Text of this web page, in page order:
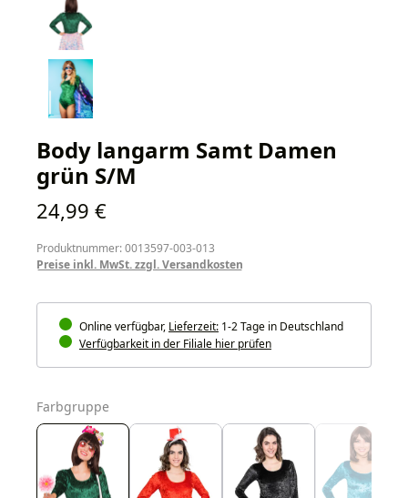
Body langarm Samt Damen
grün S/M
Regulärer Preis:
24,99 €
Produktnummer: 0013597-003-013
Preise inkl. MwSt. zzgl. Versandkosten
Online verfügbar, Lieferzeit: 1-2 Tage in Deutschland
Verfügbarkeit in der Filiale hier prüfen
Farbgruppe